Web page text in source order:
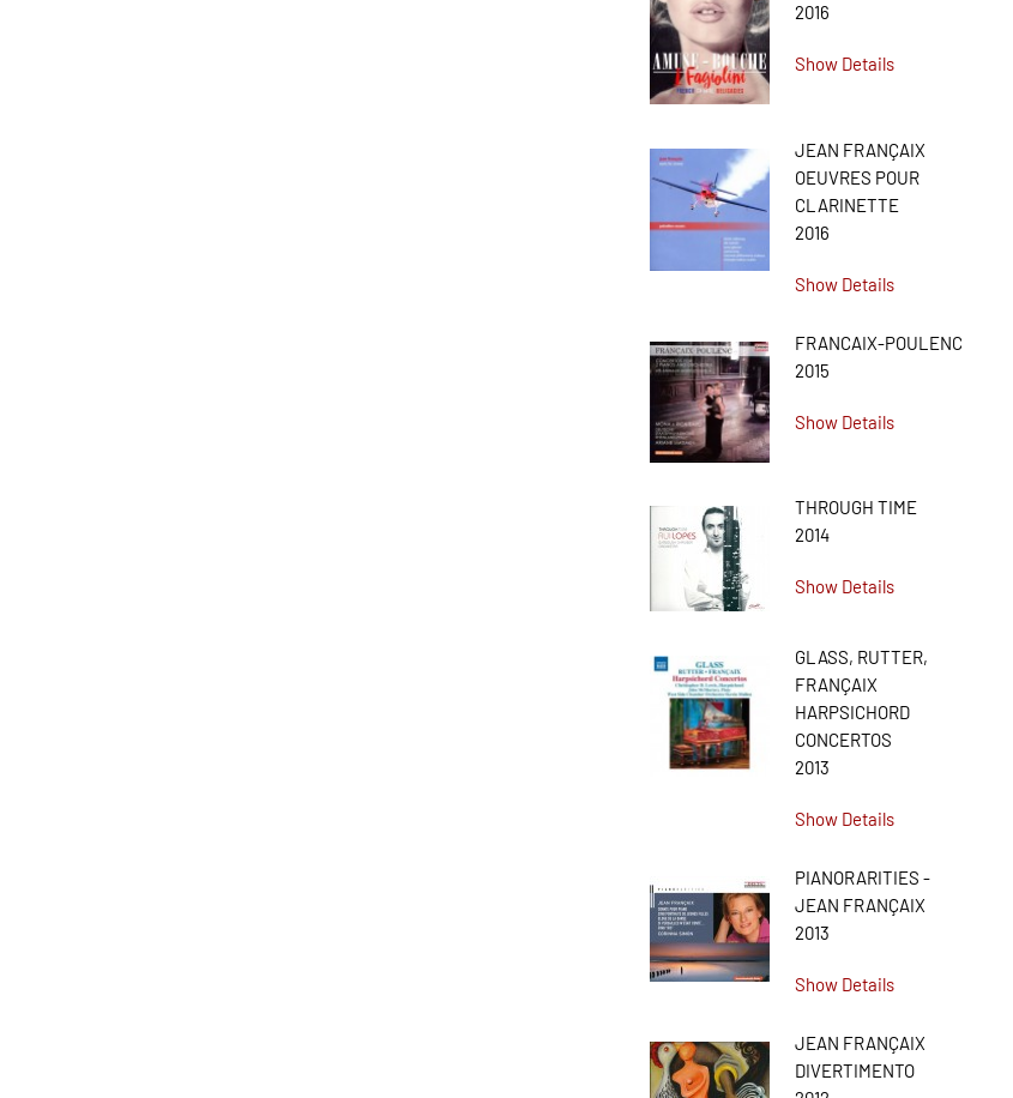
2016
Show Details
JEAN FRANÇAIX
OEUVRES POUR
CLARINETTE
2016
Show Details
FRANCAIX-POULENC
2015
Show Details
THROUGH TIME
2014
Show Details
GLASS, RUTTER,
FRANÇAIX
HARPSICHORD
CONCERTOS
2013
Show Details
PIANORARITIES -
JEAN FRANÇAIX
2013
Show Details
JEAN FRANÇAIX
DIVERTIMENTO